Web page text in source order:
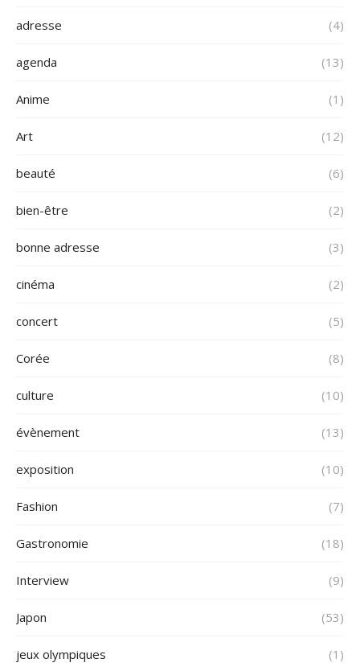
adresse (4)
agenda (13)
Anime (1)
Art (12)
beauté (6)
bien-être (2)
bonne adresse (3)
cinéma (2)
concert (5)
Corée (8)
culture (10)
évènement (13)
exposition (10)
Fashion (7)
Gastronomie (18)
Interview (9)
Japon (53)
jeux olympiques (1)